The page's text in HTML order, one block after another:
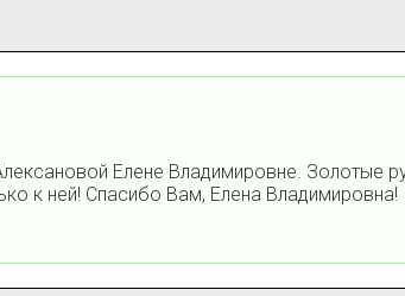
Елене Владимировне. Золотые
к ней! Спасибо Вам, Елена Владимировна!